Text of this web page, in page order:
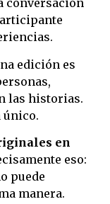
conversación
edición es
las historias.
único.
en
eso:
puede
manera.